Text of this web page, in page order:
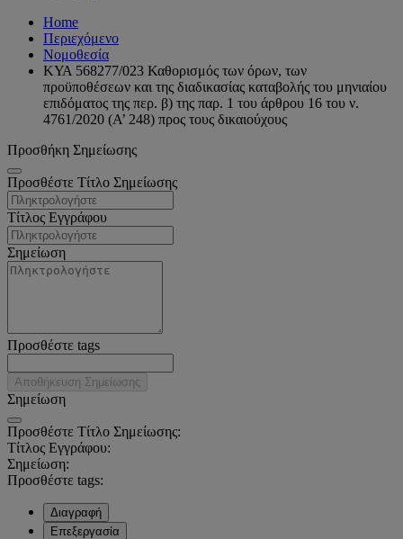
Home
Περιεχόμενο
Νομοθεσία
ΚΥΑ 568277/023 Καθορισμός των όρων, των
προϋποθέσεων και της διαδικασίας καταβολής του μηνιαίου
επιδόματος της περ. β) της παρ. 1 του άρθρου 16 του ν.
4761/2020 (Α’ 248) προς τους δικαιούχους
Προσθήκη Σημείωσης
Προσθέστε Τίτλο Σημείωσης
Τίτλος Εγγράφου
Σημείωση
Προσθέστε tags
Αποθήκευση Σημείωσης
Σημείωση
Προσθέστε Τίτλο Σημείωσης:
Τίτλος Εγγράφου:
Σημείωση:
Προσθέστε tags:
Διαγραφή
Επεξεργασία